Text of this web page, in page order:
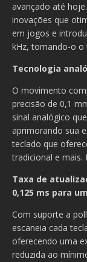
avançado até
inovações que
em jogos e
kHz, tornando-o o
Tecnologia
O movimento
precisão de 0,1
sinal analógico
aprimorando sua
teclado que
tradicional e
Taxa de
0,125 ms para
Com suporte a
escaneia cada
oferecendo uma
reduzida ao